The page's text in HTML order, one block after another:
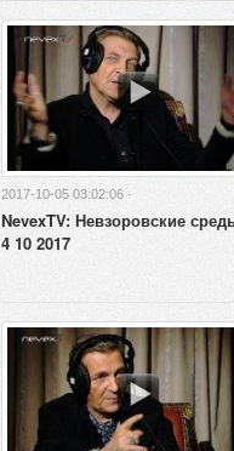
2017-10-05 03:02:06 ·
NevexTV: Невзоровские
4 10 2017